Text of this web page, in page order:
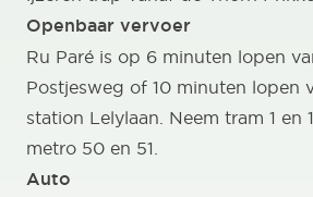
Openbaar vervoer
Ru Paré is op 6 minuten lopen
Postjesweg of 10 minuten lopen
station Lelylaan. Neem tram 1 en
metro 50 en 51.
Auto